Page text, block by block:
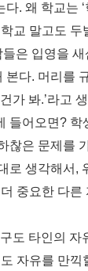
다. 왜 학교는
교 말고도 두
은 입영을
본다. 머리를
가 봐.’라고
들어오면? 학
찮은 문제를
로 생각해서,
중요한 다른
도 타인의 자
자유를 만끽